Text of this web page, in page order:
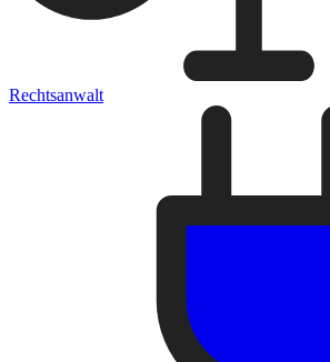
Rechtsanwalt